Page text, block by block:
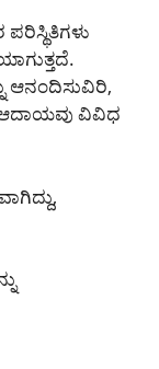
ಆನಂದಿಸುವಿರಿ,
ಆದಾಯವು ವಿವಿಧ